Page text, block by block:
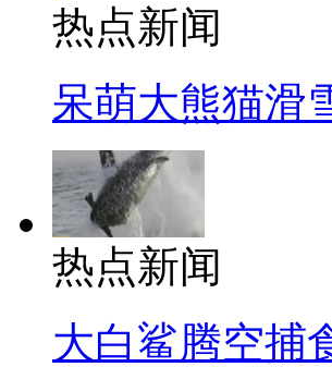
热点新闻
呆萌大熊猫滑
热点新闻
大白鲨腾空捕